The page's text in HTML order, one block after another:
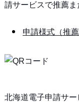
請サービスで推薦ま
申請様式（推
北海道電子申請サー